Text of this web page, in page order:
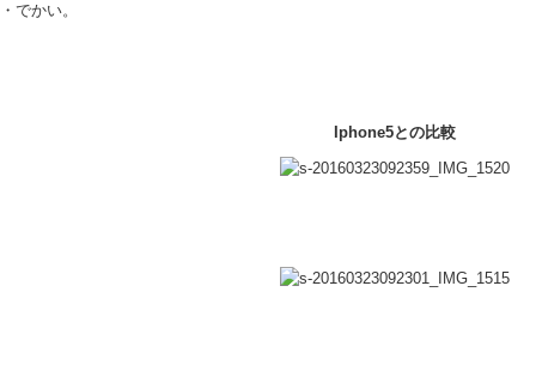
・でかい。
Iphone5との比較